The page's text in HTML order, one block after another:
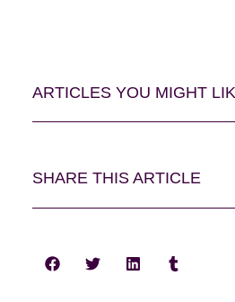
ARTICLES YOU MIGHT
SHARE THIS ARTICLE